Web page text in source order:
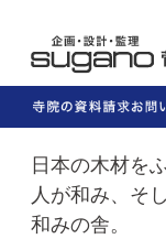
日本の木材を
人が和み、そ
和みの舎。